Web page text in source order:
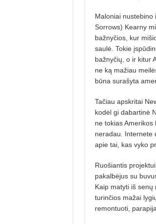
Maloniai nustebino
Sorrows) Kearny
bažnyčios, kur
saulė. Tokie
bažnyčių, o ir kitur
ne ką mažiau
būna surašyta
Tačiau apskritai
kodėl gi dabartinė
ne tokias
neradau. Internete
apie tai, kas vyko
Ruošiantis projektui
pakalbėjus su
Kaip matyti iš
turinčios mažai
remontuoti,